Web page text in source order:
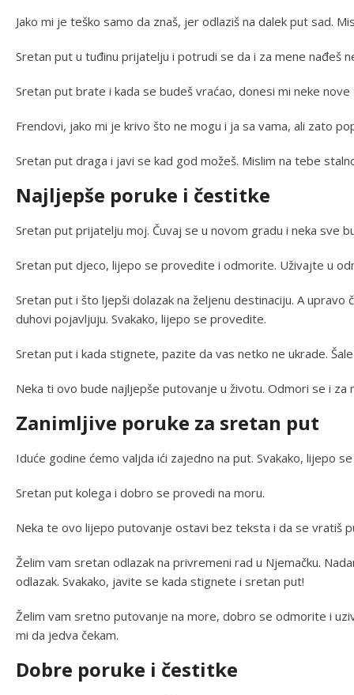
Jako mi je teško samo da znaš, jer odlaziš na dalek put sad.
Sretan put u tuđinu prijatelju i potrudi se da i za mene nađeš
Sretan put brate i kada se budeš vraćao, donesi mi neke
Frendovi, jako mi je krivo što ne mogu i ja sa vama, ali zato
Sretan put draga i javi se kad god možeš. Mislim na tebe
Najljepše poruke i čestitke
Sretan put prijatelju moj. Čuvaj se u novom gradu i neka sve
Sretan put djeco, lijepo se provedite i odmorite. Uživajte u
Sretan put i što ljepši dolazak na željenu destinaciju. A
duhovi pojavljuju. Svakako, lijepo se provedite.
Sretan put i kada stignete, pazite da vas netko ne ukrade.
Neka ti ovo bude najljepše putovanje u životu. Odmori se i
Zanimljive poruke za sretan put
Iduće godine ćemo valjda ići zajedno na put. Svakako, lijepo
Sretan put kolega i dobro se provedi na moru.
Neka te ovo lijepo putovanje ostavi bez teksta i da se vratiš
Želim vam sretan odlazak na privremeni rad u Njemačku.
odlazak. Svakako, javite se kada stignete i sretan put!
Želim vam sretno putovanje na more, dobro se odmorite i
mi da jedva čekam.
Dobre poruke i čestitke